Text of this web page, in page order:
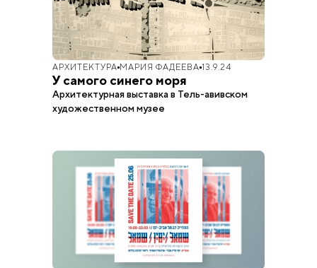
АРХИТЕКТУРА МАРИЯ ФАДЕЕВА 13.9.24
У самого синего моря
Архитектурная выставка в Тель-авивском
художественном музее